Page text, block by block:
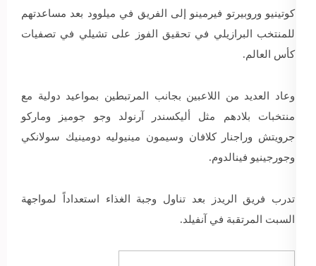
كوتينيو وروبيرتو فيرمينو إلى الفريق في ميلوود بعد مساعدتهم
للمنتخب البرازيلي في تحقيق الفوز على تشيلي في تصفيات
كأس العالم.
وعاد العديد من اللاعبين بجانب المرتبطين بمواعيد دولية مع
منتخبات بلادهم مثل أليكسندر آرنولد وجو جوميز وماركو
جرويتش وراجنار كلافان وسيمون مينيوليه دومينيك سولانكي
وجورجينيو فينالدوم.
تدرب فريق الريدز بعد تناول وجبة الغذاء استعداداً لمواجهة
السبت المرتقبة في آنفيلد.